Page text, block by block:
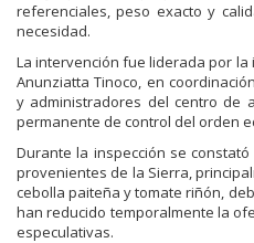
referenciales, peso exacto y
necesidad.
La intervención fue liderada por
Anunziatta Tinoco, en
y administradores del centro de
permanente de control del orden
Durante la inspección se
provenientes de la Sierra,
cebolla paiteña y tomate riñón,
han reducido temporalmente la
especulativas.